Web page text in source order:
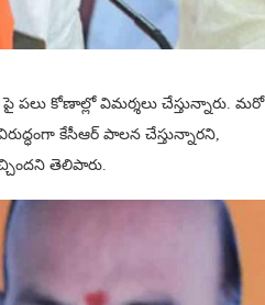
పై పలు కోణాల్లో విమర్శలు చేస్తున్నారు. మరో
కేసీఆర్ పాలన చేస్తున్నారని,
తెలిపారు.